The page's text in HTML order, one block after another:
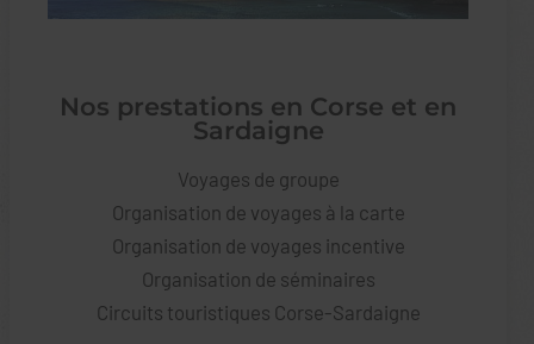
Nos prestations en Corse et en
Sardaigne
Voyages de groupe
Organisation de voyages à la carte
Organisation de voyages incentive
Organisation de séminaires
Circuits touristiques Corse-Sardaigne